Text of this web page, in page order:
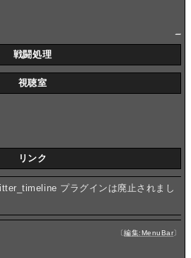
戦闘処理
視聴室
リンク
プラグインは廃止されまし
〔編集:MenuBar〕